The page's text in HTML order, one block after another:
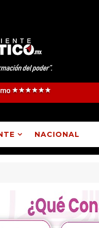
NACIONAL